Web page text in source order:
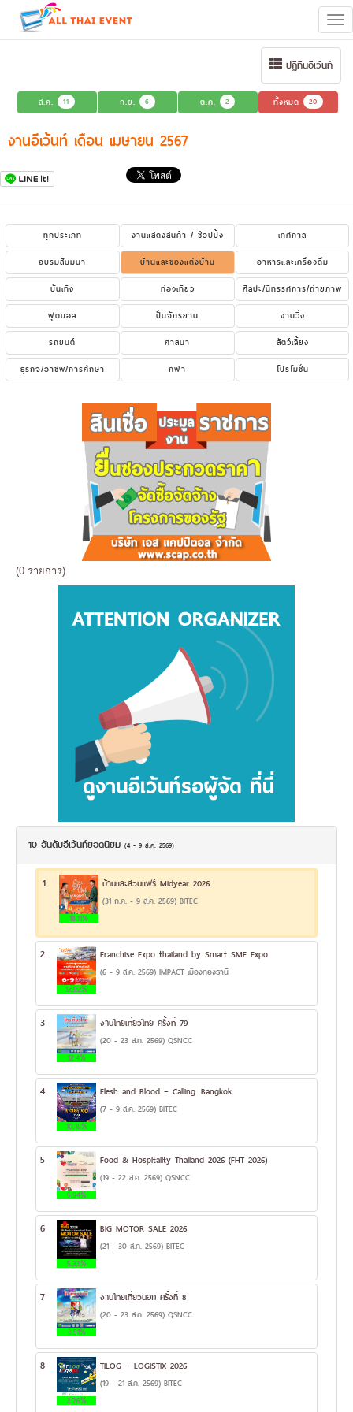
ปฏิทินอีเว้นท์
ส.ค. 11 ก.ย. 6 ต.ค. 2 ทั้งหมด 20
งานอีเว้นท์ เดือน เมษายน 2567
ทุกประเภท งานแสดงสินค้า / ช้อปปิ้ง
เทศกาล
อบรมสัมมนา
บ้านและของแต่งบ้าน
อาหารและเครื่องดื่ม
บันเทิง
ท่องเที่ยว
ศิลปะ/นิทรรศการ/ถ่ายภาพ
ฟุตบอล
ปั่นจักรยาน
งานวิ่ง
รถยนต์
ศาสนา
สัตว์เลี้ยง
ธุรกิจ/อาชีพ/การศึกษา
กีฬา โปรโมชั่น
(0 รายการ)
10 อันดับอีเว้นท์ยอดนิยม (4 - 9 ส.ค. 2569)
1
18.11%
บ้านและสวนแฟร์ Midyear 2026
(31 ก.ค. - 9 ส.ค. 2569) BITEC
2
13.92%
Franchise Expo thailand by Smart SME Expo
(6 - 9 ส.ค. 2569) IMPACT เมืองทองธานี
3
12.4%
งานไทยเที่ยวไทย ครั้งที่ 79
(20 - 23 ส.ค. 2569) QSNCC
4
10.18%
Flesh and Blood – Calling: Bangkok
(7 - 9 ส.ค. 2569) BITEC
5
5.94%
Food & Hospitality Thailand 2026 (FHT 2026)
(19 - 22 ส.ค. 2569) QSNCC
6
5.33%
BIG MOTOR SALE 2026
(21 - 30 ส.ค. 2569) BITEC
7
3.51%
งานไทยเที่ยวนอก ครั้งที่ 8
(20 - 23 ส.ค. 2569) QSNCC
8
2.76%
TILOG – LOGISTIX 2026
(19 - 21 ส.ค. 2569) BITEC